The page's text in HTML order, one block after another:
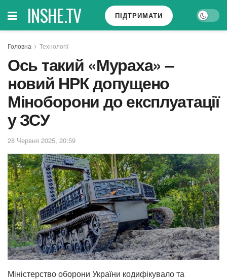
INSHE.TV ПІДТРИМАТИ
Головна Технології
Ось такий «Мураха» –
новий НРК допущено
Міноборони до експлуатації
у ЗСУ
28 Червня 2025, 20:59
Міністерство оборони України кодифікувало та